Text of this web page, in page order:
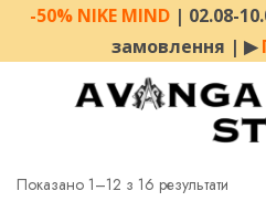
-50% NIKE MIND | 02.08-
замовлення | ▶︎
Показано 1–12 з 16 результати